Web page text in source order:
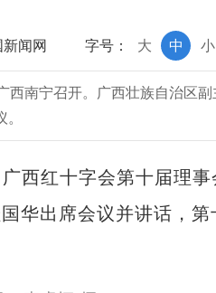
闻网 字号： 小
中
大
西南宁召开。广西壮族自治区
红十字会第十届理事
华出席会议并讲话，